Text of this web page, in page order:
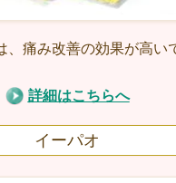
、痛み改善の効果が高い
詳細はこちらへ
イーパオ